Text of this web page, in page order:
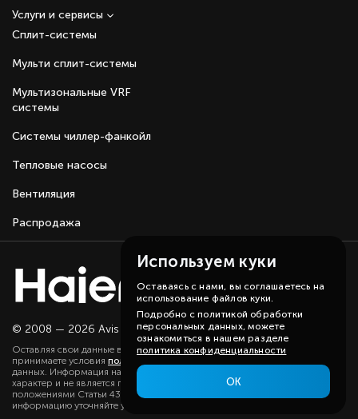
Сплит-системы
Мульти сплит-системы
Мультизональные VRF
системы
Системы чиллер-фанкойл
Тепловые насосы
Вентиляция
Распродажа
Услуги и сервисы
© 2008 — 2026 Avis group.Карта сайта
Оставляя свои данные в любой форме на сайте, вы даете согласие и
принимаете условия политики
данных. Информация на данном сайте носит ознакомительный
характер и не является публичной офертой, определяемой
положениями Статьи 437(2) ГК РФ. Существенную для вас
информацию уточняйте у наших менеджеров.
Используем куки
Оставаясь с нами, вы соглашаетесь на
использование файлов куки.
Подробно с политикой обработки
персональных данных, можете
ознакомиться в нашем разделе
политика конфиденциальности
ОК